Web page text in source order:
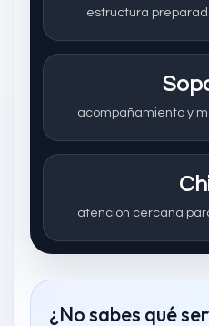
estructura
acompañamiento y
atención cercana
¿No sabes qué